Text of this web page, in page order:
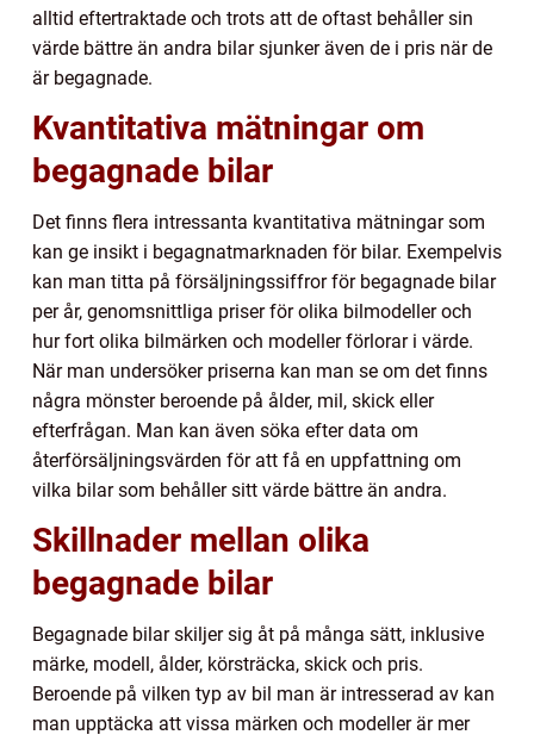
alltid eftertraktade och trots att de oftast behåller sin
värde bättre än andra bilar sjunker även de i pris när de
är begagnade.
Kvantitativa mätningar om
begagnade bilar
Det finns flera intressanta kvantitativa mätningar som
kan ge insikt i begagnatmarknaden för bilar. Exempelvis
kan man titta på försäljningssiffror för begagnade bilar
per år, genomsnittliga priser för olika bilmodeller och
hur fort olika bilmärken och modeller förlorar i värde.
När man undersöker priserna kan man se om det finns
några mönster beroende på ålder, mil, skick eller
efterfrågan. Man kan även söka efter data om
återförsäljningsvärden för att få en uppfattning om
vilka bilar som behåller sitt värde bättre än andra.
Skillnader mellan olika
begagnade bilar
Begagnade bilar skiljer sig åt på många sätt, inklusive
märke, modell, ålder, körsträcka, skick och pris.
Beroende på vilken typ av bil man är intresserad av kan
man upptäcka att vissa märken och modeller är mer